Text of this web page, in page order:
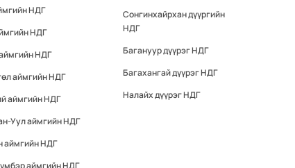
НДГ
НДГ
НДГ
аймгийн НДГ
аймгийн НДГ
Уул аймгийн НДГ
аймгийн НДГ
аймгийн НДГ
Сонгинхайрхан дүүргийн
НДГ
Багануур дүүрэг НДГ
Багахангай дүүрэг НДГ
Налайх дүүрэг НДГ